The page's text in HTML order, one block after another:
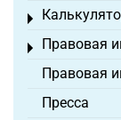
Toggle menu
Правовая
Toggle menu
Правовая
Пресса